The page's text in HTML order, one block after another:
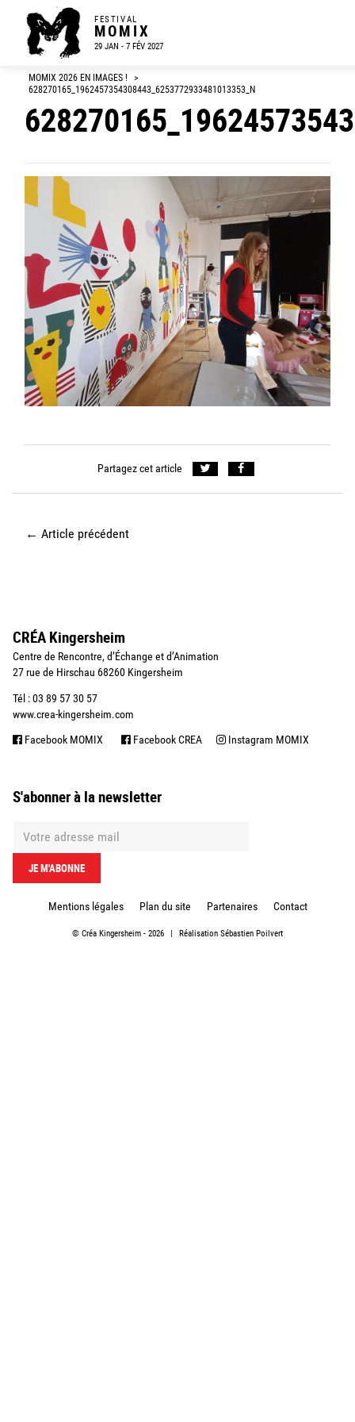
FESTIVAL
MOMIX
29 JAN - 7 FÉV 2027
MOMIX 2026 EN IMAGES !
>
628270165_1962457354308443_6253772933481013353_N
Partagez cet article
← Article précédent
CRÉA Kingersheim
Centre de Rencontre, d’Échange et d’Animation
27 rue de Hirschau 68260 Kingersheim
Tél : 03 89 57 30 57
www.crea-kingersheim.com
Facebook MOMIX Facebook CREA Instagram MOMIX
S'abonner à la newsletter
Mentions légales Plan du site Partenaires Contact
© Créa Kingersheim - 2026 Réalisation Sébastien Poilvert